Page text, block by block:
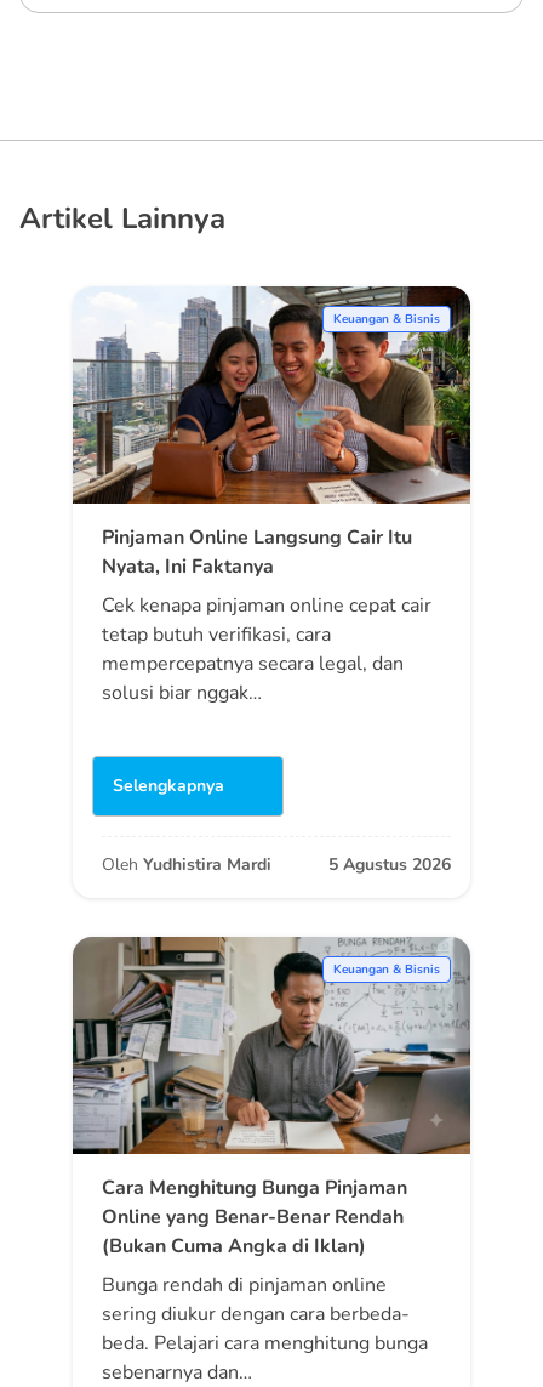
Artikel Lainnya
Keuangan & Bisnis
Pinjaman Online Langsung Cair Itu
Nyata, Ini Faktanya
Cek kenapa pinjaman online cepat cair
tetap butuh verifikasi, cara
mempercepatnya secara legal, dan
solusi biar nggak…
Selengkapnya
Oleh Yudhistira Mardi 5 Agustus 2026
Keuangan & Bisnis
Cara Menghitung Bunga Pinjaman
Online yang Benar-Benar Rendah
(Bukan Cuma Angka di Iklan)
Bunga rendah di pinjaman online
sering diukur dengan cara berbeda-
beda. Pelajari cara menghitung bunga
sebenarnya dan…